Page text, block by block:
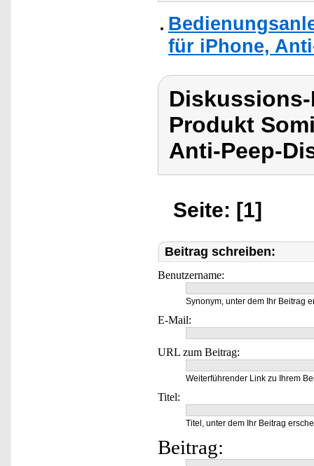
für iPhone,
Produkt
Anti-Peep-
Seite: [1]
Beitrag schreiben:
Benutzername:
Synonym, unter dem Ihr Beitrag
E-Mail:
URL zum Beitrag:
Weiterführender Link zu Ihrem
Titel:
Titel, unter dem Ihr Beitrag
Beitrag: